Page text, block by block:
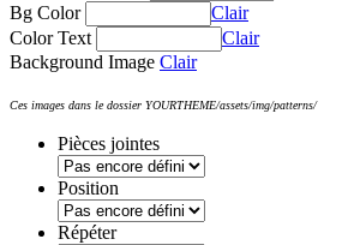
Bg Color
Clair
Color Text
Clair
Background Image Clair
Ces images dans le dossier YOURTHEME/assets/img/patterns/
Pièces jointes
Position
Répéter